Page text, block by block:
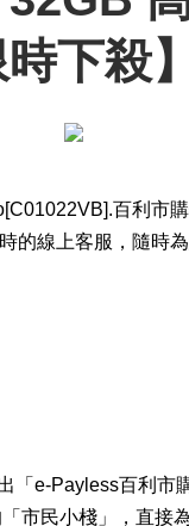
下殺】
百利市
線上客服，隨時
e-Payless百利市
市民小棧」，直接